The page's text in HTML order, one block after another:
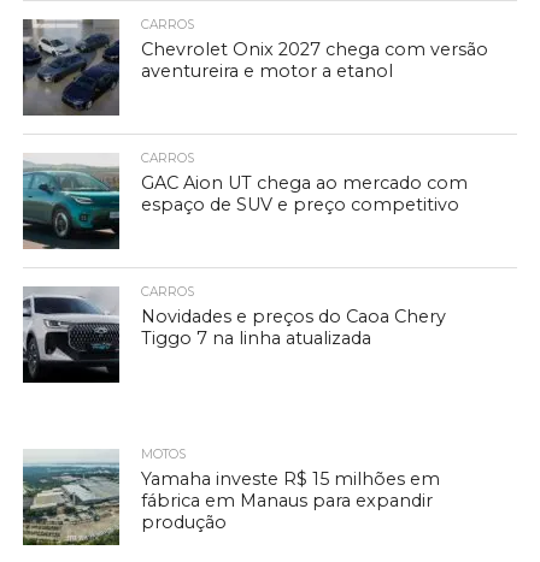
CARROS
Chevrolet Onix 2027 chega com versão
aventureira e motor a etanol
CARROS
GAC Aion UT chega ao mercado com
espaço de SUV e preço competitivo
CARROS
Novidades e preços do Caoa Chery
Tiggo 7 na linha atualizada
MOTOS
Yamaha investe R$ 15 milhões em
fábrica em Manaus para expandir
produção